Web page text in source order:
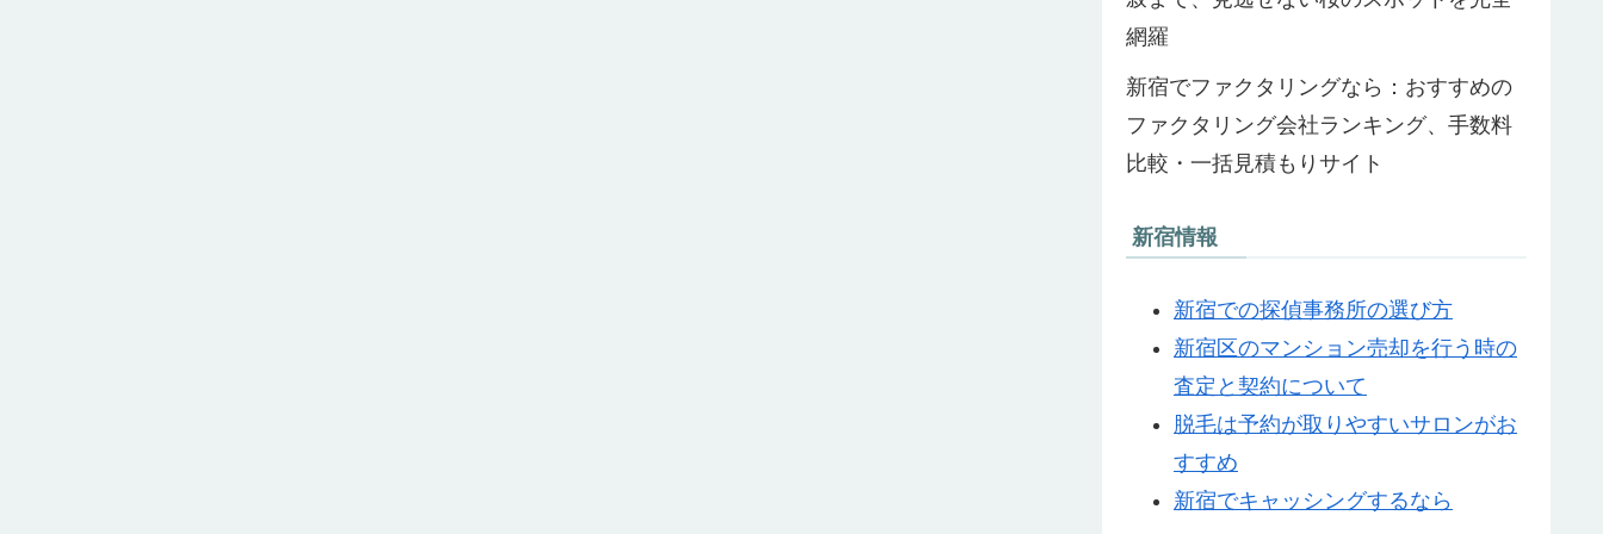
網羅
新宿でファクタリングなら：おすすめの
ファクタリング会社ランキング、手数料
比較・一括見積もりサイト
新宿情報
新宿での探偵事務所の選び方
新宿区のマンション売却を行う時の
査定と契約について
脱毛は予約が取りやすいサロンがお
すすめ
新宿でキャッシングするなら